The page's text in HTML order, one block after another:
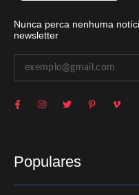
Nunca perca nenhuma
newsletter
Populares